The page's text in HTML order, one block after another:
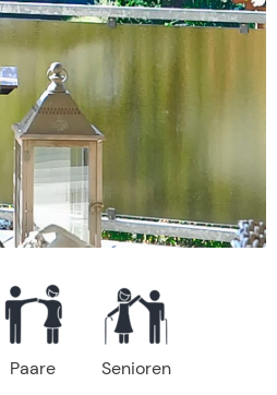
Paare Senioren